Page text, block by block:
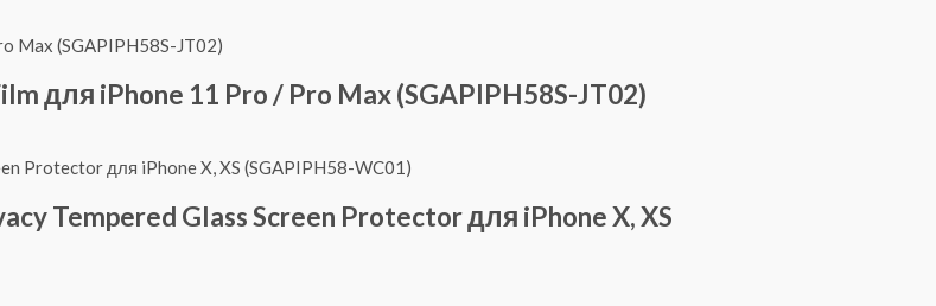
для iPhone 11 Pro / Pro Max (SGAPIPH58S-JT02)
Tempered Glass Screen Protector для iPhone X, XS